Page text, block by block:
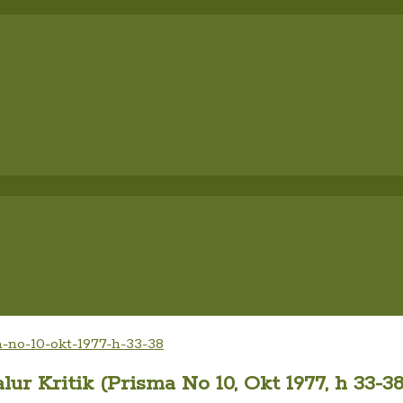
Kritik (Prisma No 10, Okt 1977, h 33-